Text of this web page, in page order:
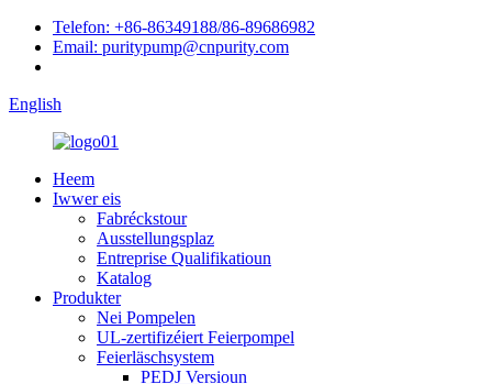
Telefon: +86-86349188/86-89686982
Email: puritypump@cnpurity.com
English
Heem
Iwwer eis
Fabréckstour
Ausstellungsplaz
Entreprise Qualifikatioun
Katalog
Produkter
Nei Pompelen
UL-zertifizéiert Feierpompel
Feierläschsystem
PEDJ Versioun